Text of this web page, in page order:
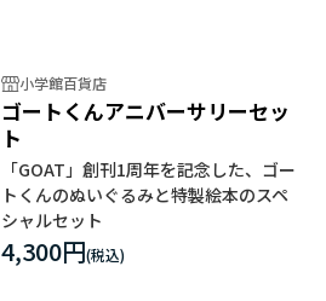
小学館百貨店
ゴートくんアニバーサリーセッ
ト
「GOAT」創刊1周年を記念した、ゴー
トくんのぬいぐるみと特製絵本のスペ
シャルセット
4,300円